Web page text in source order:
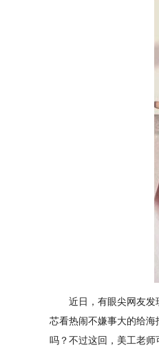
近日，有眼尖网友发现
芯看热闹不嫌事大的给
吗？不过这回，美工老师